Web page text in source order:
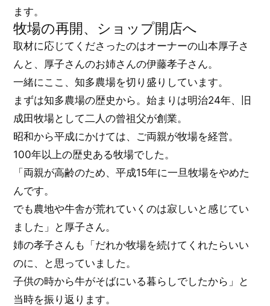
ます。
牧場の再開、ショップ開店へ
取材に応じてくださったのはオーナーの山本厚子さ
んと、厚子さんのお姉さんの伊藤孝子さん。
一緒にここ、知多農場を切り盛りしています。
まずは知多農場の歴史から。始まりは明治24年、旧
成田牧場として二人の曾祖父が創業。
昭和から平成にかけては、ご両親が牧場を経営。
100年以上の歴史ある牧場でした。
「両親が高齢のため、平成15年に一旦牧場をやめた
んです。
でも農地や牛舎が荒れていくのは寂しいと感じてい
ました」と厚子さん。
姉の孝子さんも「だれか牧場を続けてくれたらいい
のに、と思っていました。
子供の時から牛がそばにいる暮らしでしたから」と
当時を振り返ります。